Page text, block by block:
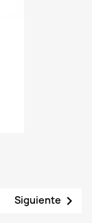
Siguiente 